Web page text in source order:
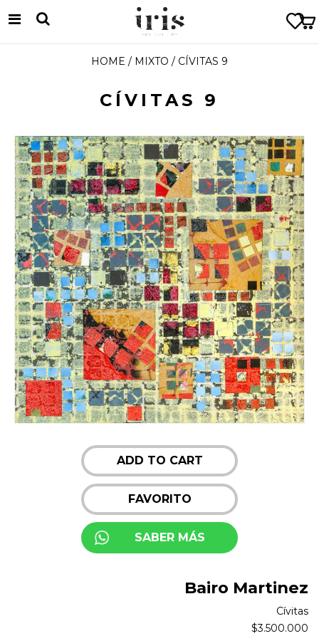
HOME / MIXTO / CÍVITAS 9
CÍVITAS 9
ADD TO CART
FAVORITO
SABER MÁS
Bairo Martinez
Cívitas
$3.500.000